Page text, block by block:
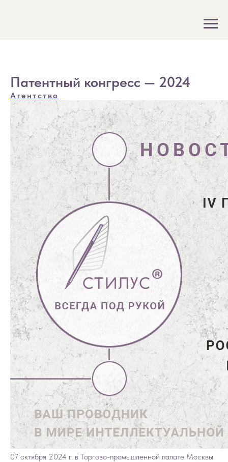
Патентный конгресс — 2024
Агентство
07 октября 2024 г. в Торгово-промышленной палате Москвы